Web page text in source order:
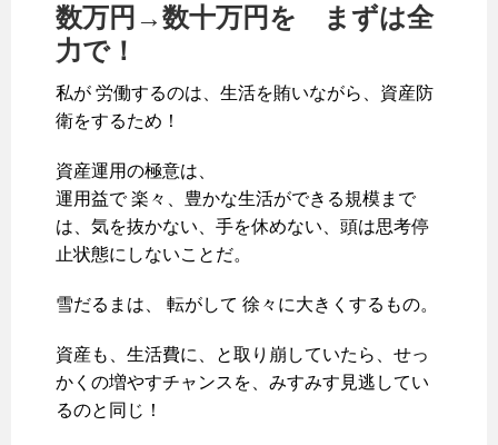
数万円→数十万円を まずは全
力で！
私が 労働するのは、生活を賄いながら、資産防
衛をするため！
資産運用の極意は、
運用益で 楽々、豊かな生活ができる規模まで
は、気を抜かない、手を休めない、頭は思考停
止状態にしないことだ。
雪だるまは、 転がして 徐々に大きくするもの。
資産も、生活費に、と取り崩していたら、せっ
かくの増やすチャンスを、みすみす見逃してい
るのと同じ！